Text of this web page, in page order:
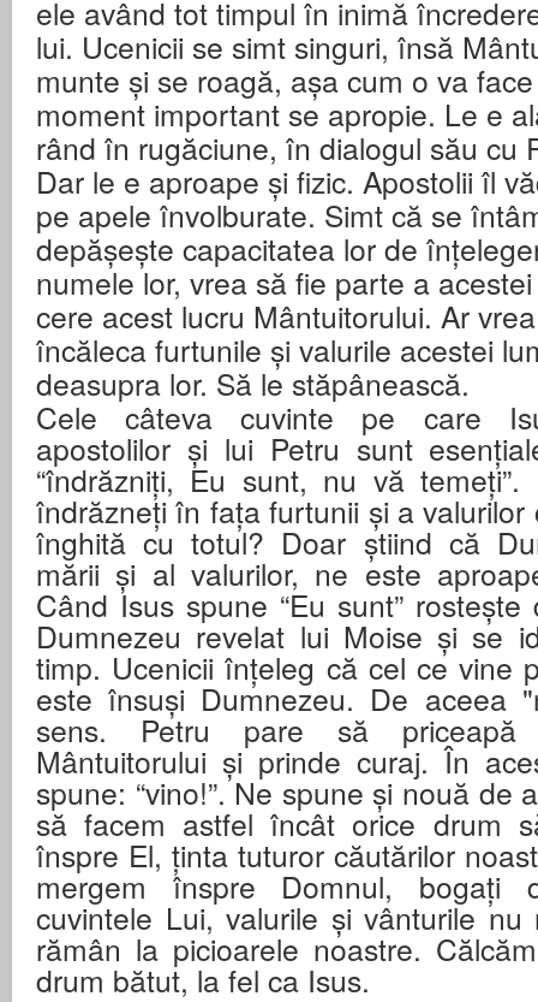
ele având tot timpul în inimă
lui. Ucenicii se simt singuri, însă
munte și se roagă, așa cum o va
moment important se apropie. Le e
rând în rugăciune, în dialogul său cu
Dar le e aproape și fizic. Apostolii îl
pe apele învolburate. Simt că se
depășește capacitatea lor de
numele lor, vrea să fie parte a
cere acest lucru Mântuitorului. Ar
încăleca furtunile și valurile acestei
deasupra lor. Să le stăpânească.
Cele câteva cuvinte pe care
apostolilor și lui Petru sunt
“îndrăzniți, Eu sunt, nu vă
îndrăzneți în fața furtunii și a
înghită cu totul? Doar știind că
mării și al valurilor, ne este
Când Isus spune “Eu sunt”
Dumnezeu revelat lui Moise și se
timp. Ucenicii înțeleg că cel ce vine
este însuși Dumnezeu. De aceea
sens. Petru pare să priceapă
Mântuitorului și prinde curaj. În
spune: “vino!”. Ne spune și nouă de
să facem astfel încât orice drum
înspre El, ținta tuturor căutărilor
mergem înspre Domnul, bogați
cuvintele Lui, valurile și vânturile
rămân la picioarele noastre.
drum bătut, la fel ca Isus.